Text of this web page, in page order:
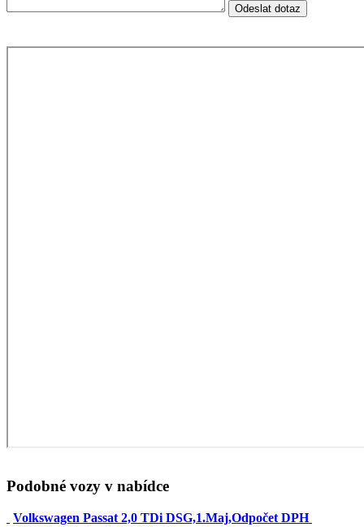
Podobné vozy v nabídce
Volkswagen Passat 2,0 TDi DSG,1.Maj,Odpočet DPH